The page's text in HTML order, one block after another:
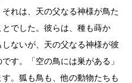
れは、天の父なる神様が鳥た
でした。彼らは、種も蒔か
ないが、天の父なる神様が彼
す。「空の鳥には巣がある」
。狐も鳥も、他の動物たちも